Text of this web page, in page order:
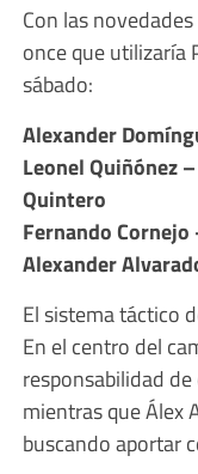
Con las
once que utilizaría
sábado:
Alexander
Leonel Quiñónez
Quintero
Fernando
Alexander
El sistema táctico
En el centro del
responsabilidad
mientras que Álex
buscando aportar